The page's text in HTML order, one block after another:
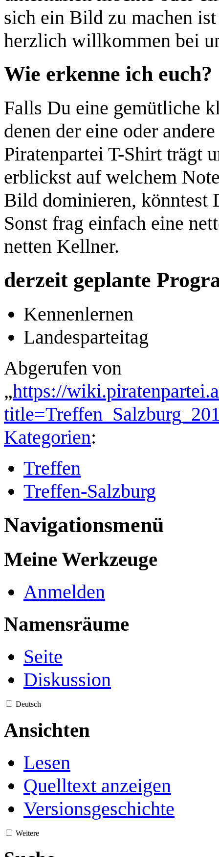
sich ein Bild zu machen
herzlich willkommen bei
Wie erkenne ich euch?
Falls Du eine gemütliche
denen der eine oder
Piratenpartei T-Shirt trägt
erblickst auf welchem
Bild dominieren, könntest
Sonst frag einfach eine
netten Kellner.
derzeit geplante
Kennenlernen
Landesparteitag
Abgerufen von
„https://
Kategorien:
Treffen
Treffen-Salzburg
Navigationsmenü
Meine Werkzeuge
Anmelden
Namensräume
Seite
Diskussion
Deutsch
Ansichten
Lesen
Quelltext anzeigen
Versionsgeschichte
Weitere